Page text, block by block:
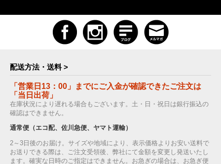
配送方法・送料 >
「営業日13：00」までにご入金が確認できたご注文は
「当日出荷」
在庫状況により遅れる場合もございます。土・日・祝日は銀行振込の
確認はできません。
通常便（エコ配、佐川急便、ヤマト運輸）
2～3日後のお届け。サイズや地域により、表示価格よりお安い送料で
お送りできる際は、ご注文受領後、弊社にて金額を変更し発送いたし
ます。確実な日時のご指定はできません。お急ぎの場合は、お急ぎ便